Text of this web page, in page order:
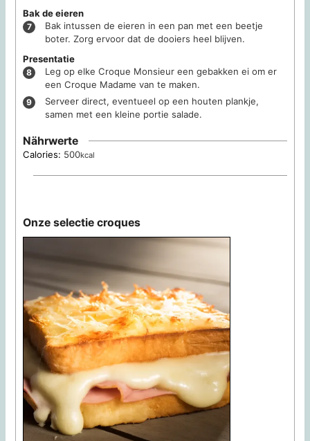
Bak de eieren
Bak intussen de eieren in een pan met een beetje
boter. Zorg ervoor dat de dooiers heel blijven.
Presentatie
Leg op elke Croque Monsieur een gebakken ei om er
een Croque Madame van te maken.
Serveer direct, eventueel op een houten plankje,
samen met een kleine portie salade.
Nährwerte
Calories: 500kcal
Onze selectie croques